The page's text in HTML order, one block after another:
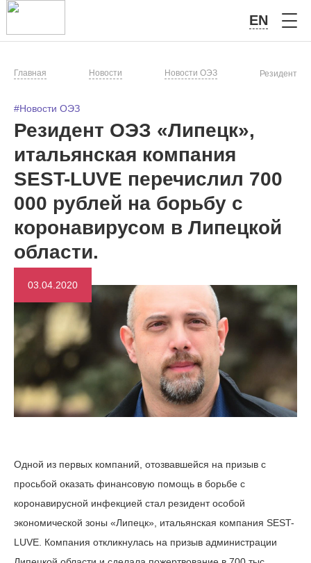
EN
Главная Новости Новости ОЭЗ Резидент
#Новости ОЭЗ
Резидент ОЭЗ «Липецк»,
итальянская компания
SEST-LUVE перечислил 700
000 рублей на борьбу с
коронавирусом в Липецкой
области.
03.04.2020
Одной из первых компаний, отозвавшейся на призыв с
просьбой оказать финансовую помощь в борьбе с
коронавирусной инфекцией стал резидент особой
экономической зоны «Липецк», итальянская компания SEST-
LUVE. Компания откликнулась на призыв администрации